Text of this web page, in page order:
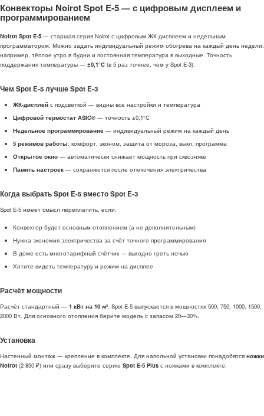
Конвекторы Noirot Spot E-5 — с цифровым дисплеем и
программированием
Noirot Spot E-5 — старшая серия Noirot с цифровым ЖК-дисплеем и недельным
программатором. Можно задать индивидуальный режим обогрева на каждый день недели:
например, тёплое утро в будни и постоянная температура в выходные. Точность
поддержания температуры — ±0,1°C (в 5 раз точнее, чем у Spot E-3).
Чем Spot E-5 лучше Spot E-3
ЖК-дисплей с подсветкой — видны все настройки и температура
Цифровой термостат ASIC® — точность ±0,1°C
Недельное программирование — индивидуальный режим на каждый день
5 режимов работы: комфорт, эконом, защита от мороза, выкл, программа
Открытое окно — автоматически снижает мощность при сквозняке
Память настроек — сохраняются после отключения электричества
Когда выбрать Spot E-5 вместо Spot E-3
Spot E-5 имеет смысл переплатить, если:
Конвектор будет основным отоплением (а не дополнительным)
Нужна экономия электричества за счёт точного программирования
В доме есть многотарифный счётчик — выгодно греть ночью
Хотите видеть температуру и режим на дисплее
Расчёт мощности
Расчёт стандартный — 1 кВт на 10 м² . Spot E-5 выпускается в мощностях 500, 750, 1000, 1500,
2000 Вт. Для основного отопления берите модель с запасом 20—30%.
Установка
Настенный монтаж — крепление в комплекте. Для напольной установки понадобятся ножки
Noirot (2 850 ₽) или сразу выберите серию Spot E-5 Plus с ножками в комплекте.